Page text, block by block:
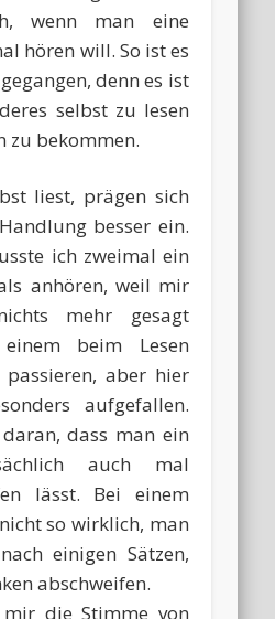
wenn man eine
hören will. So ist es
denn es ist
selbst zu lesen
zu bekommen.
liest, prägen sich
besser ein.
ich zweimal ein
anhören, weil mir
mehr gesagt
beim Lesen
aber hier
aufgefallen.
dass man ein
auch mal
lässt. Bei einem
so wirklich, man
einigen Sätzen,
abschweifen.
die Stimme von